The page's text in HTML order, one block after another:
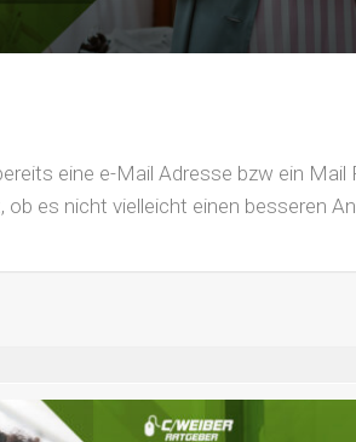
eine e-Mail Adresse bzw ein
ob es nicht vielleicht einen besseren